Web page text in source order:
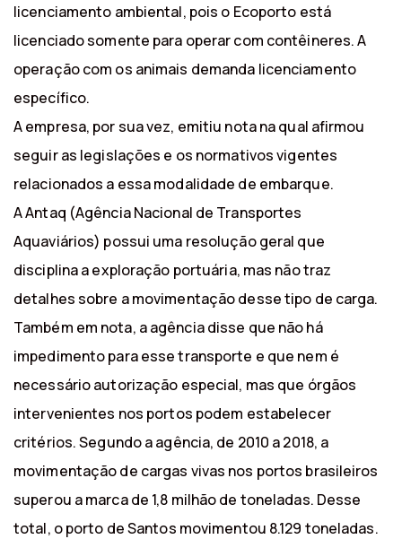
licenciamento ambiental, pois o Ecoporto está
licenciado somente para operar com contêineres. A
operação com os animais demanda licenciamento
específico.
A empresa, por sua vez, emitiu nota na qual afirmou
seguir as legislações e os normativos vigentes
relacionados a essa modalidade de embarque.
A Antaq (Agência Nacional de Transportes
Aquaviários) possui uma resolução geral que
disciplina a exploração portuária, mas não traz
detalhes sobre a movimentação desse tipo de carga.
Também em nota, a agência disse que não há
impedimento para esse transporte e que nem é
necessário autorização especial, mas que órgãos
intervenientes nos portos podem estabelecer
critérios. Segundo a agência, de 2010 a 2018, a
movimentação de cargas vivas nos portos brasileiros
superou a marca de 1,8 milhão de toneladas. Desse
total, o porto de Santos movimentou 8.129 toneladas.